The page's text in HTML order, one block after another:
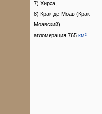
7) Хирха,
8) Крак-де-Моав (Крак
Моавский)
агломерация 765 км²